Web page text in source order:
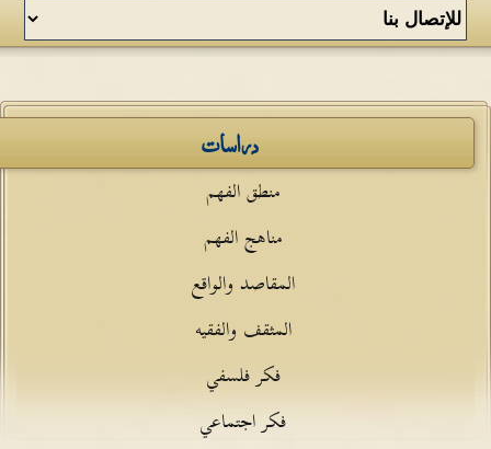
دراسات
منطق الفهم
مناهج الفهم
المقاصد والواقع
المثقف والفقيه
فكر فلسفي
فكر اجتماعي